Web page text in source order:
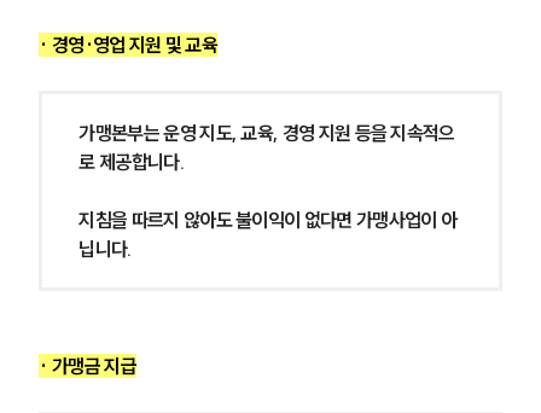
· 경영·영업 지원 및 교육
가맹본부는 운영 지도, 교육, 경영 지원 등을 지속적으
로 제공합니다.
지침을 따르지 않아도 불이익이 없다면 가맹사업이 아
닙니다.
· 가맹금 지급